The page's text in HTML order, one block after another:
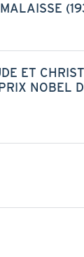
ET
NOBEL